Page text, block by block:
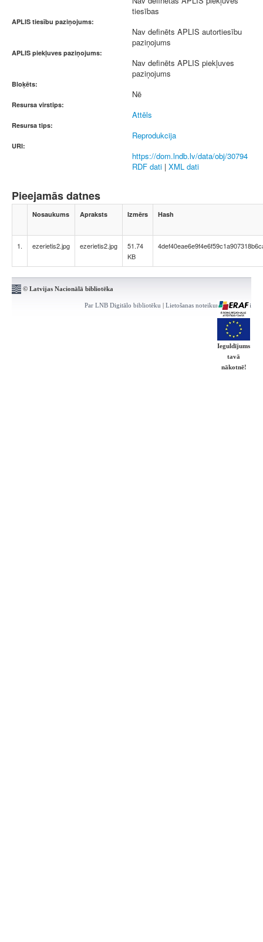
tiesības
APLIS tiesību paziņojums:
Nav definēts APLIS autortiesību
paziņojums
APLIS piekļuves paziņojums:
Nav definēts APLIS piekļuves
paziņojums
Bloķēts:
Nē
Resursa virstips:
Attēls
Resursa tips:
Reprodukcija
URI:
https://dom.lndb.lv/data/obj/30794
RDF dati | XML dati
Pieejamās datnes
Nosaukums Apraksts Izmērs Hash
1. ezerietis2.jpg ezerietis2.jpg
51.74
KB
© Latvijas Nacionālā bibliotēka
Par LNB Digitālo bibliotēku | Lietošanas noteikumi | Kontakti
Ieguldījums
tavā
nākotnē!